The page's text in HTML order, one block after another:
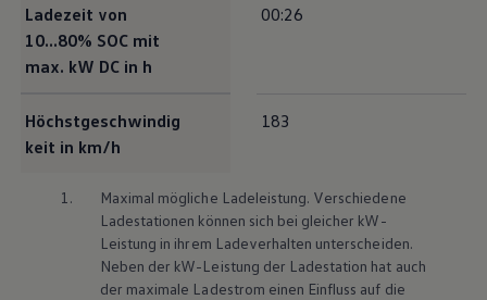
Ladezeit von
10...80% SOC mit
max. kW DC in h
00:26
Höchstgeschwindig
keit in km/h
183
1.
Maximal mögliche Ladeleistung. Verschiedene
Ladestationen können sich bei gleicher kW-
Leistung in ihrem Ladeverhalten unterscheiden.
Neben der kW-Leistung der Ladestation hat auch
der maximale Ladestrom einen Einfluss auf die